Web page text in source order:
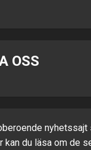
OSS
kan du läsa om de